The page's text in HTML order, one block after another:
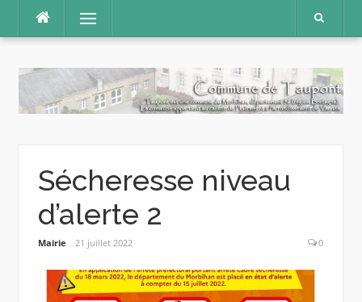
contenu
Menu
Sécheresse niveau
d’alerte 2
Mairie 21 juillet 2022 0